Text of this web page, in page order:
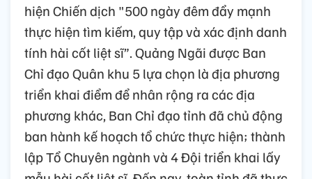
hiện Chiến dịch "500 ngày đêm đẩy mạnh
thực hiện tìm kiếm, quy tập và xác định danh
tính hài cốt liệt sĩ”. Quảng Ngãi được Ban
Chỉ đạo Quân khu 5 lựa chọn là địa phương
triển khai điểm để nhân rộng ra các địa
phương khác, Ban Chỉ đạo tỉnh đã chủ động
ban hành kế hoạch tổ chức thực hiện; thành
lập Tổ Chuyên ngành và 4 Đội triển khai lấy